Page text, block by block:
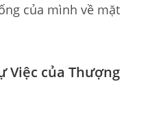
của mình về mặt
Việc của Thượng